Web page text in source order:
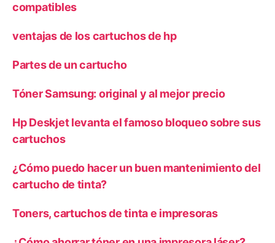
compatibles
ventajas de los cartuchos de hp
Partes de un cartucho
Tóner Samsung: original y al mejor precio
Hp Deskjet levanta el famoso bloqueo sobre sus
cartuchos
¿Cómo puedo hacer un buen mantenimiento del
cartucho de tinta?
Toners, cartuchos de tinta e impresoras